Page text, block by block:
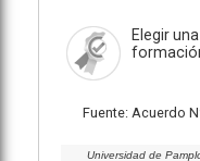
Elegir
Fuente: Acuerdo
Universidad de